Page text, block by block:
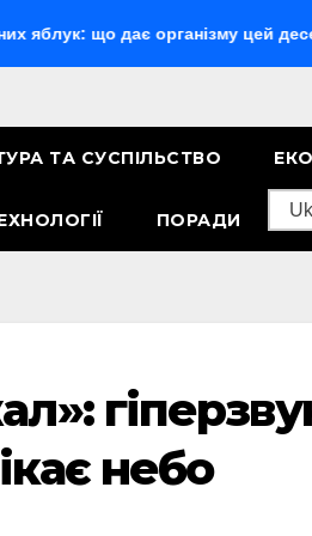
дає організму цей десерт
ТА СУСПІЛЬСТВО
ПОРАДИ
небо